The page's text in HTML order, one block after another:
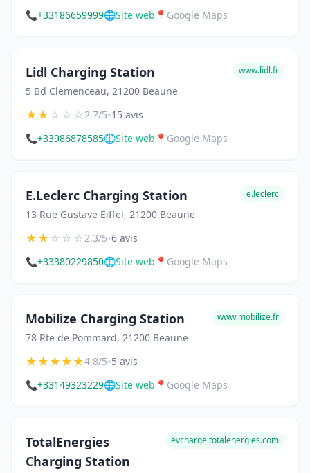
📞+33186659999🌐Site web 📍 Google Maps
Lidl Charging Station
5 Bd Clemenceau, 21200 Beaune
www.lidl.fr
★★☆☆☆2.7/5•15 avis
📞+33986878585🌐Site web 📍 Google Maps
E.Leclerc Charging Station
13 Rue Gustave Eiffel, 21200 Beaune
e.leclerc
★★☆☆☆2.3/5•6 avis
📞+33380229850🌐Site web 📍 Google Maps
Mobilize Charging Station
78 Rte de Pommard, 21200 Beaune
www.mobilize.fr
★★★★★4.8/5•5 avis
📞+33149323229🌐Site web 📍 Google Maps
TotalEnergies
Charging Station
evcharge.totalenergies.com